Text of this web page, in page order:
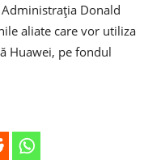
Donald
aliate care vor utiliza
Huawei, pe fondul